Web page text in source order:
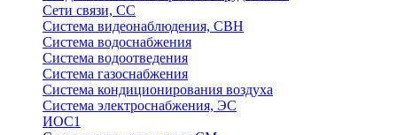
Сети связи, СС
Система видеонаблюдения, СВН
Система водоснабжения
Система водоотведения
Система газоснабжения
Система кондиционирования воздуха
Система электроснабжения, ЭС
ИОС1